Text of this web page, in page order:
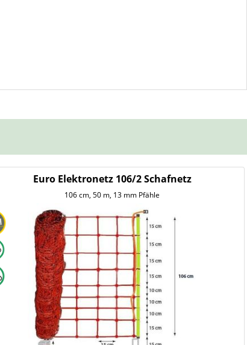
Euro Elektronetz 106/2 Schafnetz
106 cm, 50 m, 13 mm Pfähle